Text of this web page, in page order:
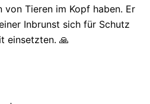
von Tieren im Kopf haben. Er
Inbrunst sich für Schutz
einsetzten. 🙏